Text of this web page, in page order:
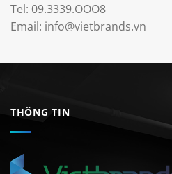
Tel: 09.3339.OOO8
Email: info@vietbrands.vn
THÔNG TIN